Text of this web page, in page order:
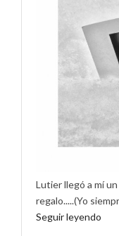
Lutier llegó a mí
regalo.....(Yo
Seguir leyendo